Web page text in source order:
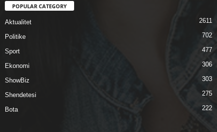
POPULAR CATEGORY
Aktualitet 2611
Politike 702
Sport 477
Ekonomi 306
ShowBiz 303
Shendetesi 275
Bota 222